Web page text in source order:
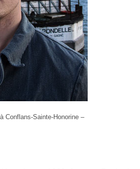
Conflans-Sainte-Honorine –